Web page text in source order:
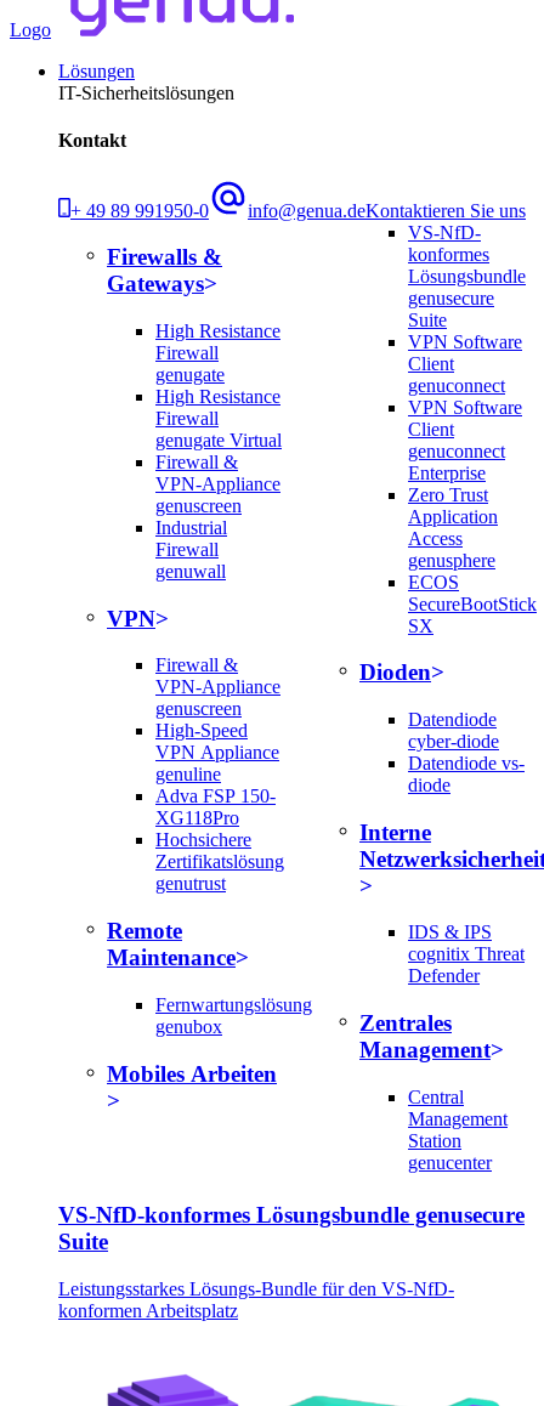
Logo
Lösungen
IT-Sicherheitslösungen
Kontakt
+ 49 89 991950-0 info@genua.deKontaktieren Sie uns
Firewalls &
Gateways
High Resistance
Firewall
genugate
High Resistance
Firewall
genugate Virtual
Firewall &
VPN-Appliance
genuscreen
Industrial
Firewall
genuwall
VPN
Firewall &
VPN-Appliance
genuscreen
High-Speed
VPN Appliance
genuline
Adva FSP 150-
XG118Pro
Hochsichere
Zertifikatslösung
genutrust
Remote
Maintenance
Fernwartungslösung
genubox
Mobiles Arbeiten
VS-NfD-
konformes
Lösungsbundle
genusecure
Suite
VPN Software
Client
genuconnect
VPN Software
Client
genuconnect
Enterprise
Zero Trust
Application
Access
genusphere
ECOS
SecureBootStick
SX
Dioden
Datendiode
cyber-diode
Datendiode vs-
diode
Interne
IDS & IPS
cognitix Threat
Defender
Zentrales
Management
Central
Management
Station
genucenter
VS-NfD-konformes Lösungsbundle genusecure
Suite
Leistungsstarkes Lösungs-Bundle für den VS-NfD-
konformen Arbeitsplatz